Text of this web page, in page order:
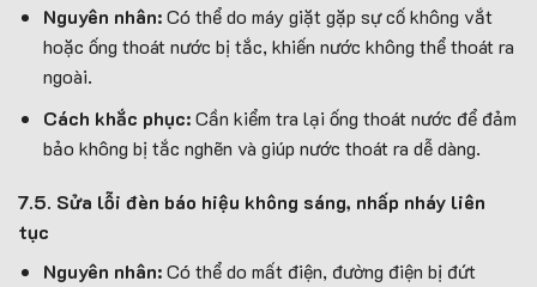
Nguyên nhân:Có thể do máy giặt gặp sự cố không vắt
hoặc ống thoát nước bị tắc, khiến nước không thể thoát ra
ngoài.
Cách khắc phục:Cần kiểm tra lại ống thoát nước để đảm
bảo không bị tắc nghẽn và giúp nước thoát ra dễ dàng.
7.5. Sửa lỗi đèn báo hiệu không sáng, nhấp nháy liên
tục
Nguyên nhân:Có thể do mất điện, đường điện bị đứt